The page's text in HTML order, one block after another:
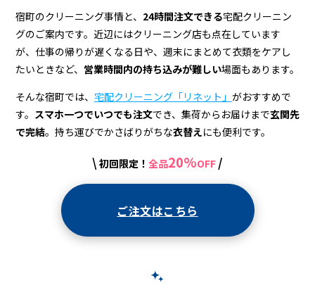
＆
宅
配
ク
リ
宿町のクリーニング事情と、 24時間注文できる宅配クリーニン
グのご案内です。近辺にはクリーニング店も点在しています
が、仕事の帰りが遅くなる日や、週末にまとめて衣類をケアし
たいときなど、 営業時間内の持ち込みが難しい場面もあります。
そんな宿町では、 宅配クリーニング「リネット」 がおすすめで
す。 スマホ一つでいつでも注文でき、集荷からお届けまで玄関先
で完結。持ち運びでかさばりがちな衣替えにも便利です。
\ 初回限定！ 全品20%OFF /
ご注文はこちら